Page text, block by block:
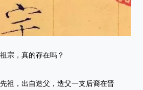
宗，真的存在吗？
祖，出自造父，造父一支后裔在晋